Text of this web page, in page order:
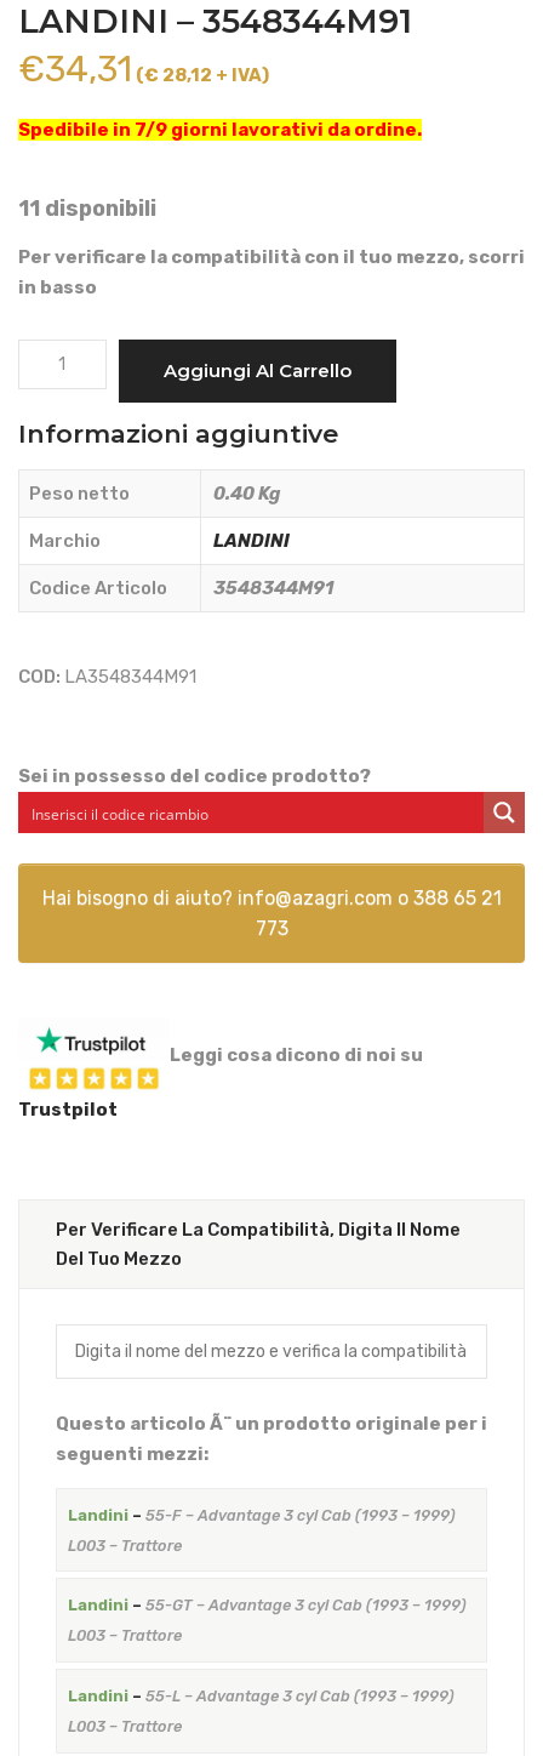
LANDINI – 3548344M91
€34,31 (€ 28,12 + IVA)
Spedibile in 7/9 giorni lavorativi da ordine.
11 disponibili
Per verificare la compatibilità con il tuo mezzo, scorri
in basso
FANALINO
ANTERIORE
-
LANDINI
3548344M91
quantità
Aggiungi Al Carrello
Informazioni aggiuntive
Peso netto 0.40 Kg
Marchio LANDINI
Codice Articolo 3548344M91
COD: LA3548344M91
Sei in possesso del codice prodotto?
Hai bisogno di aiuto? info@azagri.com o 388 65 21
773
Leggi cosa dicono di noi su
Trustpilot
Per Verificare La Compatibilità, Digita Il Nome
Del Tuo Mezzo
Questo articolo Ã¨ un prodotto originale per i
seguenti mezzi:
Landini– 55-F – Advantage 3 cyl Cab (1993 – 1999)
L003 – Trattore
Landini– 55-GT – Advantage 3 cyl Cab (1993 – 1999)
L003 – Trattore
Landini– 55-L – Advantage 3 cyl Cab (1993 – 1999)
L003 – Trattore